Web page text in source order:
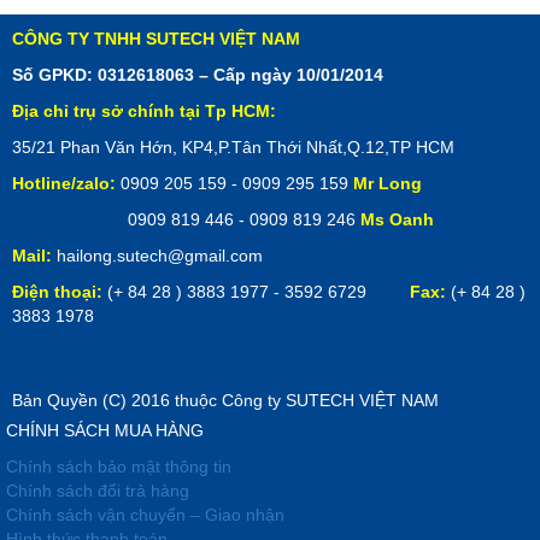
CÔNG TY TNHH SUTECH VIỆT NAM
Số GPKD: 0312618063 – Cấp ngày 10/01/2014
Địa chỉ trụ sở chính tại Tp HCM:
35/21 Phan Văn Hớn, KP4,P.Tân Thới Nhất,Q.12,TP HCM
Hotline/zalo: 0909 205 159 - 0909 295 159 Mr Long
0909 819 446 - 0909 819 246 Ms Oanh
Mail: hailong.sutech@gmail.com
Điện thoại: (+ 84 28 ) 3883 1977 - 3592 6729 Fax: (+ 84 28 )
3883 1978
Bản Quyền (C) 2016 thuộc Công ty SUTECH VIỆT NAM
CHÍNH SÁCH MUA HÀNG
Chính sách bảo mật thông tin
Chính sách đổi trả hàng
Chính sách vận chuyển – Giao nhận